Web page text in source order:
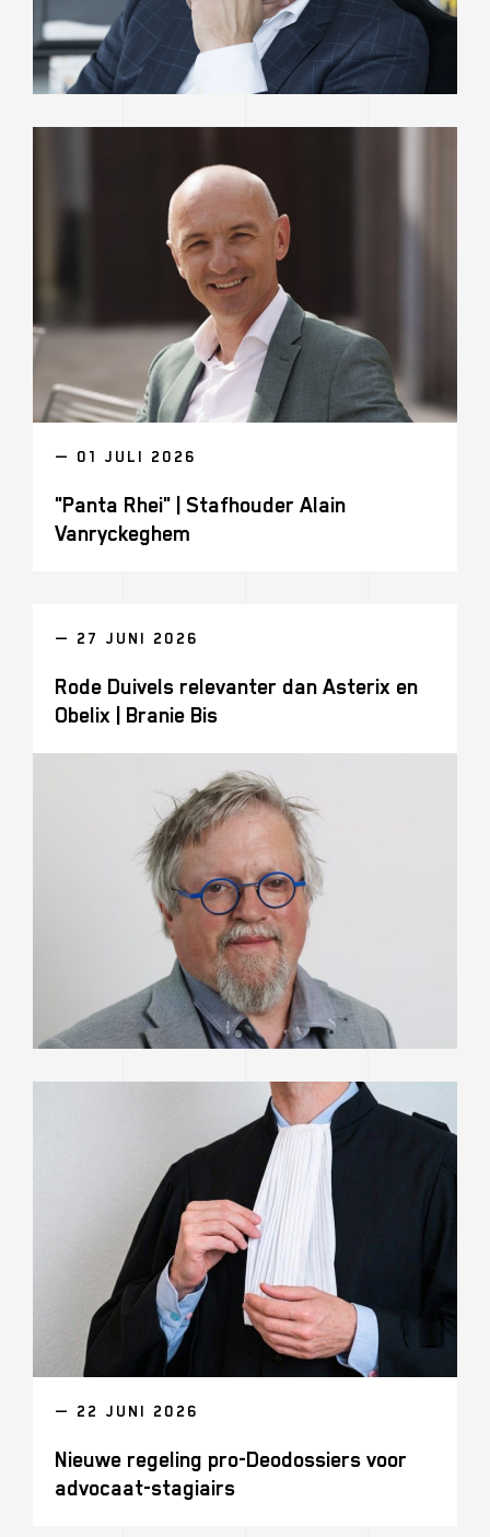
— 01 JULI 2026
"Panta Rhei" | Stafhouder Alain
Vanryckeghem
— 27 JUNI 2026
Rode Duivels relevanter dan Asterix en
Obelix | Branie Bis
— 22 JUNI 2026
Nieuwe regeling pro-Deodossiers voor
advocaat-stagiairs